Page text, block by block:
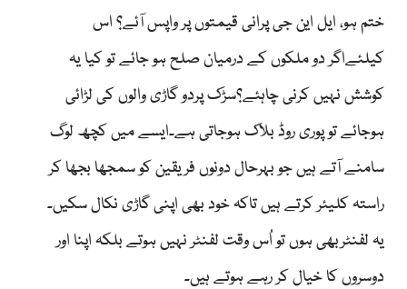
ختم ہو، ایل این جی پرانی قیمتوں پر واپس آئے؟ اس
کیلئےاگر دو ملکوں کے درمیان صلح ہو جائے تو کیا یہ
کوشش نہیں کرنی چاہئے؟سڑک پردو گاڑی والوں کی لڑائی
ہوجائے تو پوری روڈ بلاک ہوجاتی ہے۔ایسے میں کچھ لوگ
سامنے آتے ہیں جو بہرحال دونوں فریقین کو سمجھا بجھا کر
راستہ کلیئر کرتے ہیں تاکہ خود بھی اپنی گاڑی نکال سکیں۔
یہ لفنٹربھی ہوں تو اُس وقت لفنٹر نہیں ہوتے بلکہ اپنا اور
دوسروں کا خیال کر رہے ہوتے ہیں۔